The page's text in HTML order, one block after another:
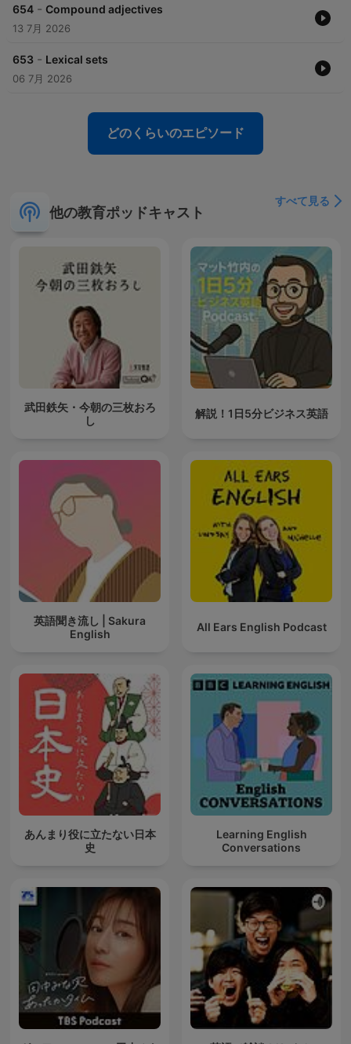
654 - Compound adjectives
13 7月 2026
653 - Lexical sets
06 7月 2026
どのくらいのエピソード
他の教育ポッドキャスト
すべて見る
武田鉄矢・今朝の三枚おろ
し
解説！1日5分ビジネス英語
英語聞き流し | Sakura
English
All Ears English Podcast
あんまり役に立たない日本
史
Learning English
Conversations